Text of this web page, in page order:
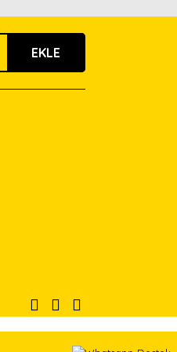
EKLE